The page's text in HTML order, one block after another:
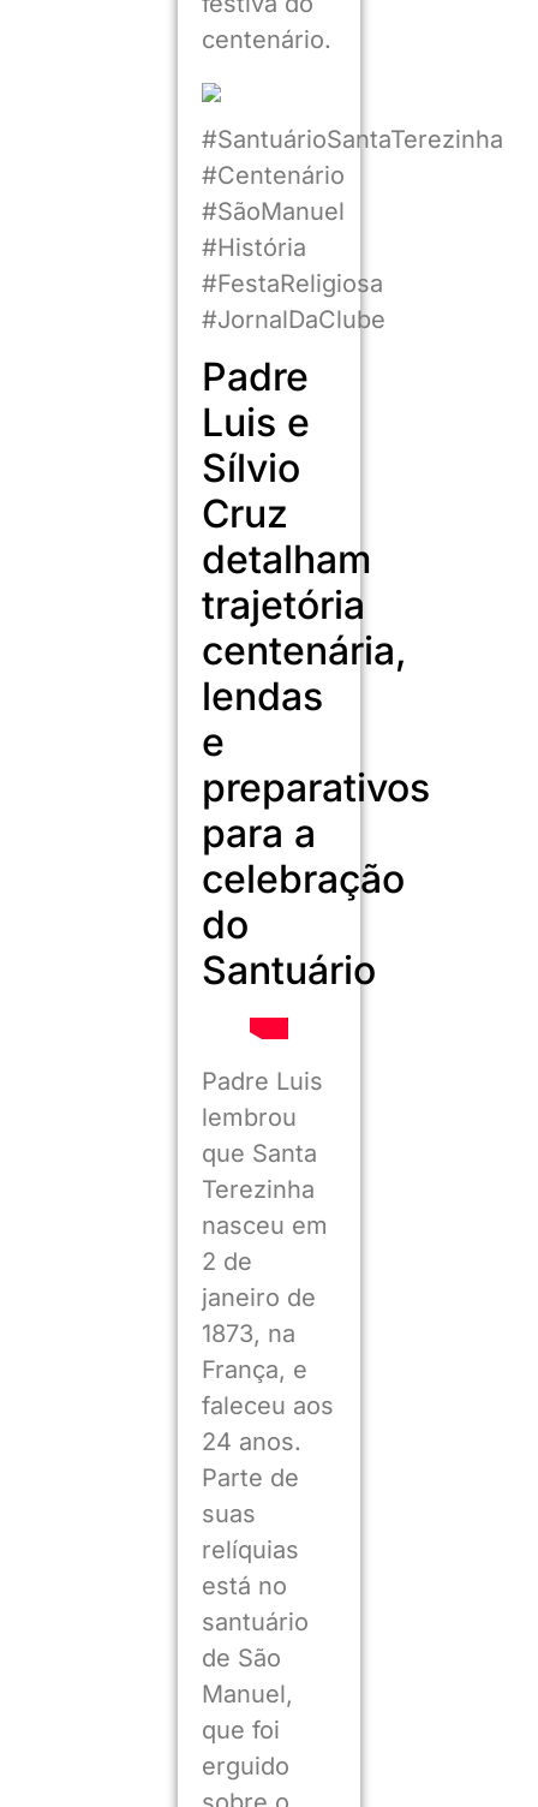
centenário.
#SantuárioSantaTerezinha
#Centenário
#SãoManuel
#História
#FestaReligiosa
#JornalDaClube
Padre
Luis e
Sílvio
Cruz
detalham
trajetória
centenária,
lendas
e
preparativos
para a
celebração
do
Santuário
Padre Luis
lembrou
que Santa
Terezinha
nasceu em
2 de
janeiro de
1873, na
França, e
faleceu aos
24 anos.
Parte de
suas
relíquias
está no
santuário
de São
Manuel,
que foi
erguido